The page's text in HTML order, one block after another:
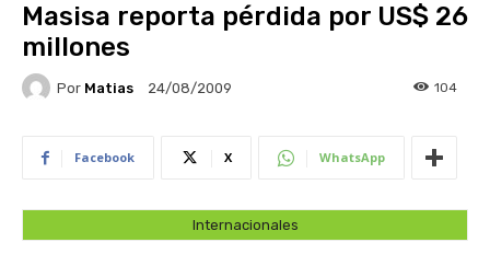
Masisa reporta pérdida por US$ 26
millones
Por Matias 24/08/2009 104
Facebook X WhatsApp
Internacionales